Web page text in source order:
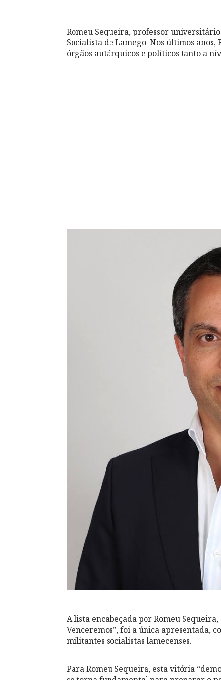
Romeu Sequeira, professor
Socialista de Lamego. Nos últimos
órgãos autárquicos e políticos tanto a
A lista encabeçada por Romeu
Venceremos”, foi a única apresentada,
militantes socialistas lamecenses.
Para Romeu Sequeira, esta vitória